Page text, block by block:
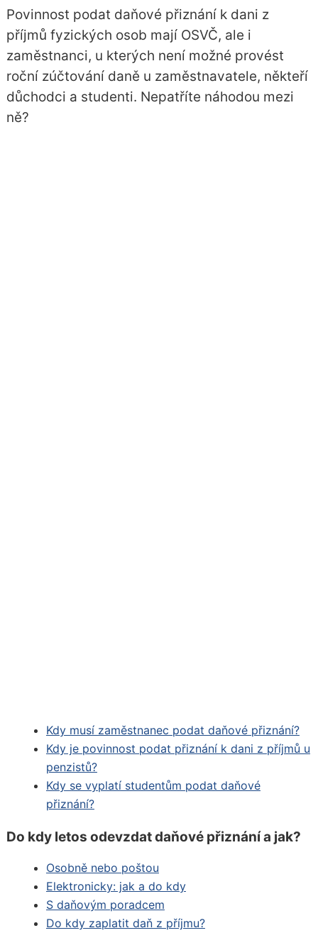
Povinnost podat daňové přiznání k dani z
příjmů fyzických osob mají OSVČ, ale i
zaměstnanci, u kterých není možné provést
roční zúčtování daně u zaměstnavatele, někteří
důchodci a studenti. Nepatříte náhodou mezi
ně?
Kdy musí zaměstnanec podat daňové přiznání?
Kdy je povinnost podat přiznání k dani z příjmů u
penzistů?
Kdy se vyplatí studentům podat daňové
přiznání?
Do kdy letos odevzdat daňové přiznání a jak?
Osobně nebo poštou
Elektronicky: jak a do kdy
S daňovým poradcem
Do kdy zaplatit daň z příjmu?